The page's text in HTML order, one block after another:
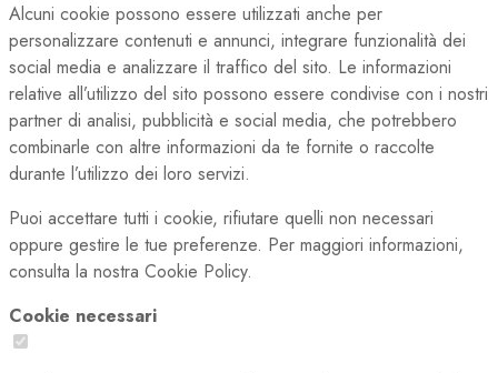
Alcuni cookie possono essere utilizzati anche per
personalizzare contenuti e annunci, integrare funzionalità dei
social media e analizzare il traffico del sito. Le informazioni
relative all’utilizzo del sito possono essere condivise con i nostri
partner di analisi, pubblicità e social media, che potrebbero
combinarle con altre informazioni da te fornite o raccolte
durante l’utilizzo dei loro servizi.
Puoi accettare tutti i cookie, rifiutare quelli non necessari
oppure gestire le tue preferenze. Per maggiori informazioni,
consulta la nostra Cookie Policy.
Cookie necessari